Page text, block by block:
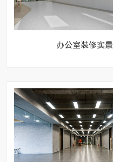
办公室装修实景